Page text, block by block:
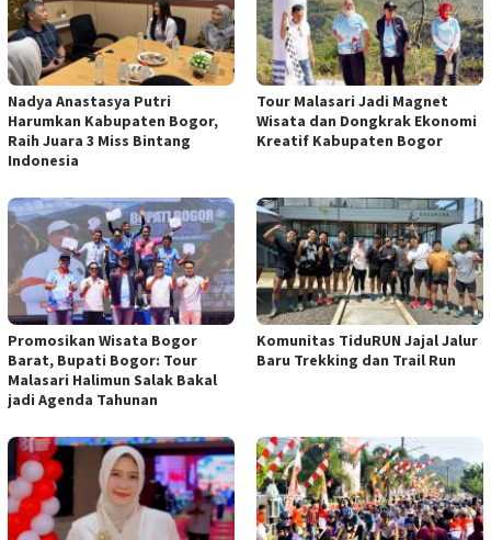
Nadya Anastasya Putri
Harumkan Kabupaten Bogor,
Raih Juara 3 Miss Bintang
Indonesia
Tour Malasari Jadi Magnet
Wisata dan Dongkrak Ekonomi
Kreatif Kabupaten Bogor
Promosikan Wisata Bogor
Barat, Bupati Bogor: Tour
Malasari Halimun Salak Bakal
jadi Agenda Tahunan
Komunitas TiduRUN Jajal Jalur
Baru Trekking dan Trail Run